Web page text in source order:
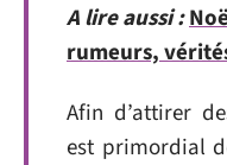
A lire aussi :
rumeurs,
Afin d’attirer
est primordial